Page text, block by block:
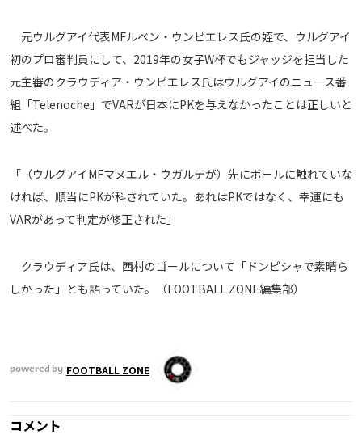
運営会社
ご利用にあたって
お問い合わせ
Share
© AbemaTV. Inc. All Rights Reserved.
元ウルグアイ代表MFルベン・ウンピエレス氏の姪で、ウルグアイ
初のプロ審判員にして、2019年の女子W杯でもジャッジを担当した
元主審のクラウディア・ウンピエレス氏はウルグアイのニュース番
組「Telenoche」でVARが日本にPKを与えなかったことは正しいと
述べた。
「（ウルグアイMFマヌエル・ウガルテが）先にボールに触れていな
ければ、順当にPKが科されていた。あれはPKではなく、幸運にも
VARがあって判定が修正された」
クラウディア氏は、西村のゴールについて「ドンピシャで素晴ら
しかった」とも語っていた。（FOOTBALL ZONE編集部）
powered by FOOTBALL ZONE
コメント